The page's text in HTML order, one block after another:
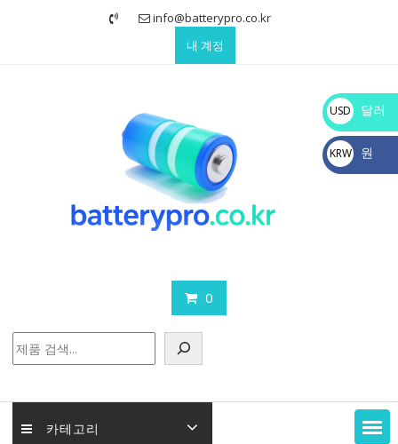
info@batterypro.co.kr
내 계정
0
색
카테고리
USD
$
달러
KRW
₩
원